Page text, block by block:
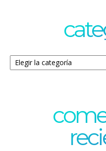
Categorías